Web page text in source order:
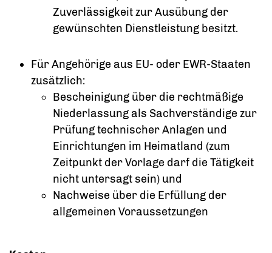
Zuverlässigkeit zur Ausübung der
gewünschten Dienstleistung besitzt.
Für Angehörige aus EU- oder EWR-Staaten
zusätzlich:
Bescheinigung über die rechtmäßige
Niederlassung als Sachverständige zur
Prüfung technischer Anlagen und
Einrichtungen im Heimatland (zum
Zeitpunkt der Vorlage darf die Tätigkeit
nicht untersagt sein) und
Nachweise über die Erfüllung der
allgemeinen Voraussetzungen